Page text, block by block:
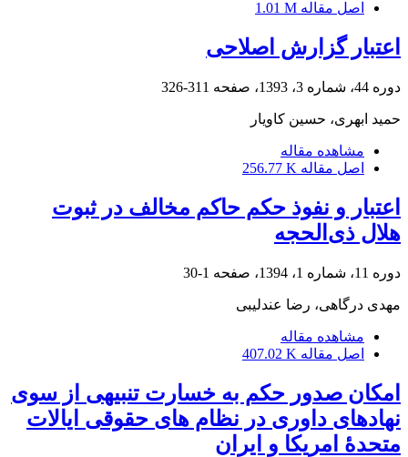
اصل مقاله 1.01 M
اعتبار گزارش اصلاحی
دوره 44، شماره 3، 1393، صفحه 311-326
حمید ابهری، حسین کاویار
مشاهده مقاله
اصل مقاله 256.77 K
اعتبار و نفوذ حکم حاکم مخالف در ثبوت
هلال ذی‌‌الحجه
دوره 11، شماره 1، 1394، صفحه 1-30
مهدی درگاهی، رضا عندلیبی
مشاهده مقاله
اصل مقاله 407.02 K
امکان صدور حکم به خسارت تنبیهی از سوی
نهادهای داوری در نظام ‏های حقوقی ایالات
متحدۀ امریکا و ایران